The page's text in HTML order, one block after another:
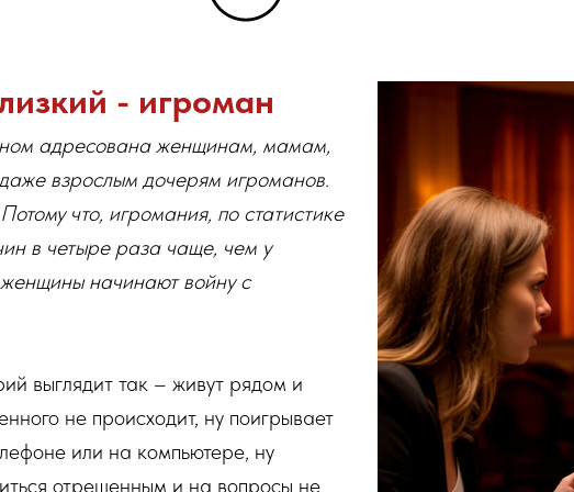
- игроман
адресована женщинам, мамам,
взрослым дочерям игроманов.
что, игромания, по статистике
в четыре раза чаще, чем у
начинают войну с
выглядит так – живут рядом и
не происходит, ну поигрывает
или на компьютере, ну
отрешенным и на вопросы не